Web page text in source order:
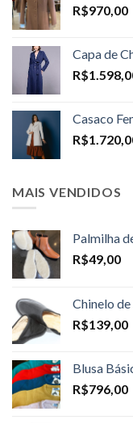
R$970,00
Capa de
R$
Casaco
R$
MAIS VENDIDOS
Palmilha
R$49,00
Chinelo
R$139,00
Blusa
R$796,00